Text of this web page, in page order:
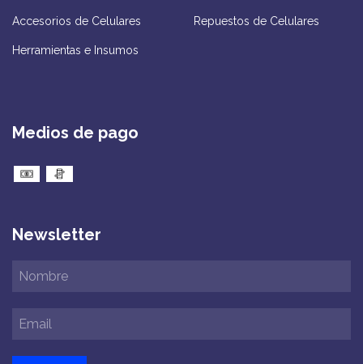
Accesorios de Celulares Repuestos de Celulares
Herramientas e Insumos
Medios de pago
Newsletter